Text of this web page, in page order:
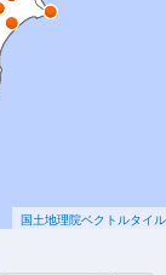
国土地理院ベクトルタイル